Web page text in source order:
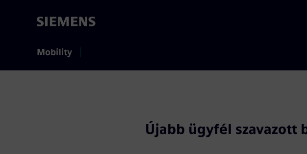
Mobility
Újabb ügyfél szavazott